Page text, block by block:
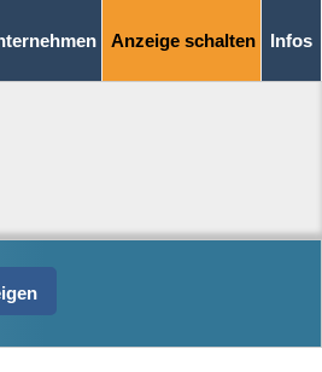
Anzeige schalten Infos